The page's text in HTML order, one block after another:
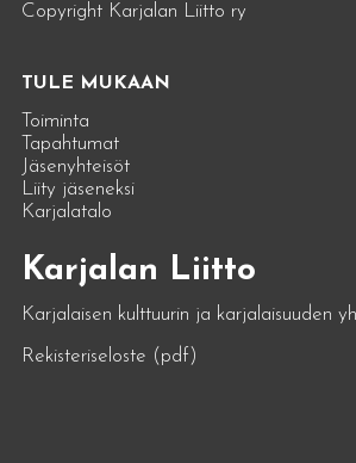
Copyright Karjalan Liitto ry
TULE MUKAAN
Toiminta
Tapahtumat
Jäsenyhteisöt
Liity jäseneksi
Karjalatalo
Karjalan Liitto
Karjalaisen kulttuurin ja karjalaisuuden
Rekisteriseloste (pdf)